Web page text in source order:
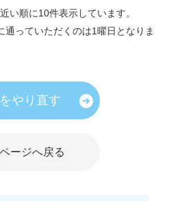
い順に10件表示しています。
通っていただくのは1曜日となりま
やり直す
ージへ戻る